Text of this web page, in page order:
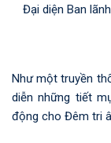
Đại diện Ban
Như một truyền
diễn những tiết
động cho Đêm tri